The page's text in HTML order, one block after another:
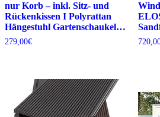
nur Korb – inkl. Sitz- und
Rückenkissen I Polyrattan
Hängestuhl Gartenschaukel…
279,00€